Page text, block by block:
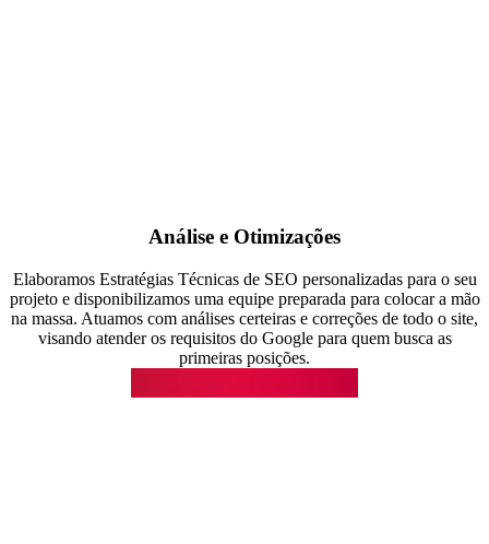
Análise e Otimizações
Elaboramos Estratégias Técnicas de SEO personalizadas para o seu
projeto e disponibilizamos uma equipe preparada para colocar a mão
na massa. Atuamos com análises certeiras e correções de todo o site,
visando atender os requisitos do Google para quem busca as
primeiras posições.